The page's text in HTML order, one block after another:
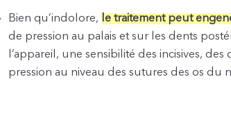
Bien qu’indolore, le traitement peut
de pression au palais et sur les dents
l’appareil, une sensibilité des incisives,
pression au niveau des sutures des os du